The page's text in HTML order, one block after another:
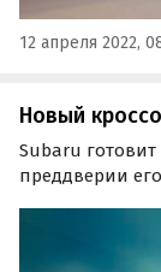
12 апреля 2022,
Новый
Subaru
преддверии
модели. Ролик
внешности